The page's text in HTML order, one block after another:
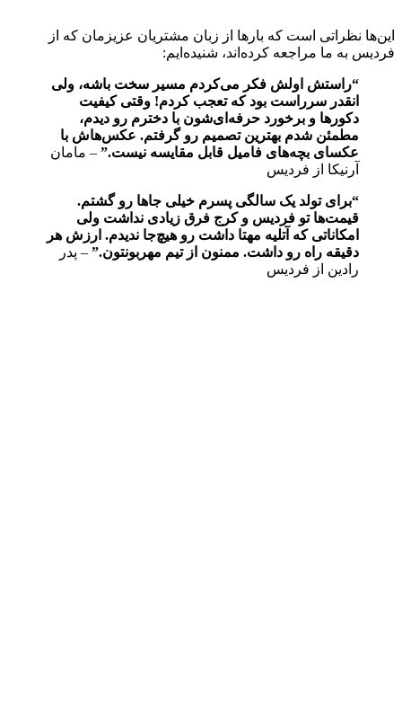
این‌ها نظراتی است که بارها از زبان مشتریان عزیزمان که از
فردیس به ما مراجعه کرده‌اند، شنیده‌ایم:
“راستش اولش فکر می‌کردم مسیر سخت باشه، ولی
انقدر سرراست بود که تعجب کردم! وقتی کیفیت
دکورها و برخورد حرفه‌ای‌شون با دخترم رو دیدم،
مطمئن شدم بهترین تصمیم رو گرفتم. عکس‌هاش با
عکسای بچه‌های فامیل قابل مقایسه نیست.” – مامان
آرنیکا از فردیس
“برای تولد یک سالگی پسرم خیلی جاها رو گشتم.
قیمت‌ها تو فردیس و کرج فرق زیادی نداشت ولی
امکاناتی که آتلیه مهتا داشت رو هیچ‌جا ندیدم. ارزش هر
دقیقه‌ راه رو داشت. ممنون از تیم مهربونتون.” – پدر
رادین از فردیس